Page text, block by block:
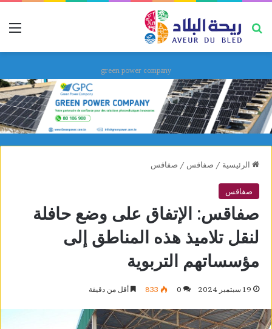
بحث عن
green power company
الرئيسية / صفاقس / صفاقس
صفاقس
صفاقس: الإتفاق على وضع حافلة
لنقل تلاميذ هذه المناطق إلى
مؤسساتهم التربوية
19 سبتمبر 2024 0
833 أقل من دقيقة